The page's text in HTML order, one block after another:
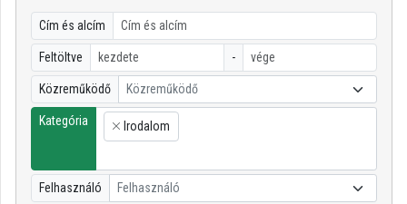
Intézményi kezdőlap
Bejelentkezés
Intézményi felfedezés
Intézményi listák
Cím és alcím
Feltöltve -
Közreműködő Közreműködő
Kategória
×
Irodalom
Felhasználó Felhasználó